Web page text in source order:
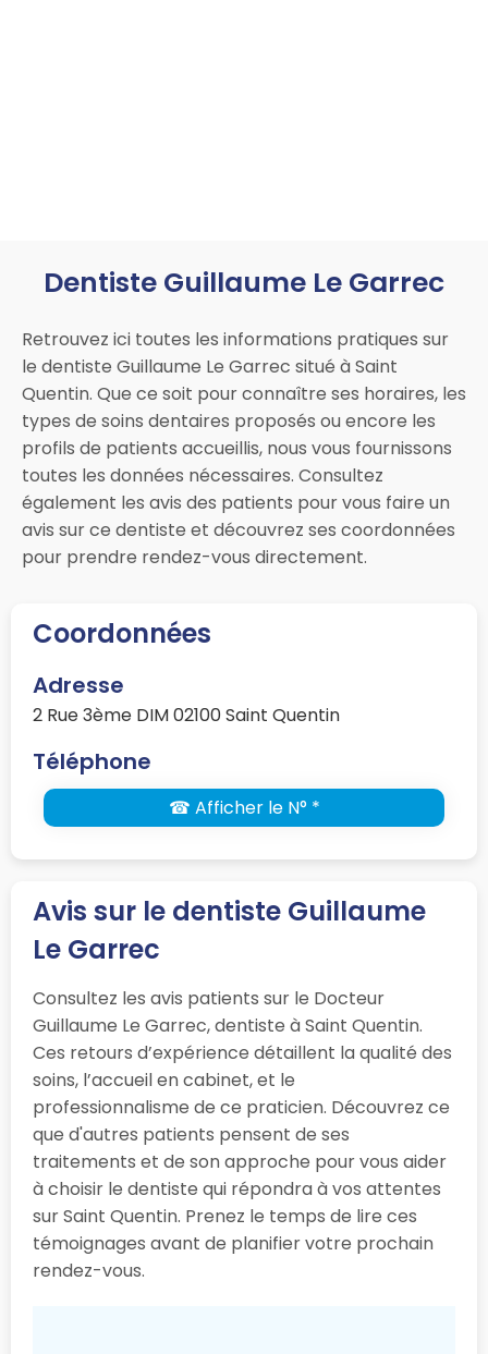
Dentiste Guillaume Le Garrec
Retrouvez ici toutes les informations pratiques sur
le dentiste Guillaume Le Garrec situé à Saint
Quentin. Que ce soit pour connaître ses horaires, les
types de soins dentaires proposés ou encore les
profils de patients accueillis, nous vous fournissons
toutes les données nécessaires. Consultez
également les avis des patients pour vous faire un
avis sur ce dentiste et découvrez ses coordonnées
pour prendre rendez-vous directement.
Coordonnées
Adresse
2 Rue 3ème DIM 02100 Saint Quentin
Téléphone
☎ Afficher le N° *
Avis sur le dentiste Guillaume
Le Garrec
Consultez les avis patients sur le Docteur
Guillaume Le Garrec, dentiste à Saint Quentin.
Ces retours d’expérience détaillent la qualité des
soins, l’accueil en cabinet, et le
professionnalisme de ce praticien. Découvrez ce
que d'autres patients pensent de ses
traitements et de son approche pour vous aider
à choisir le dentiste qui répondra à vos attentes
sur Saint Quentin. Prenez le temps de lire ces
témoignages avant de planifier votre prochain
rendez-vous.